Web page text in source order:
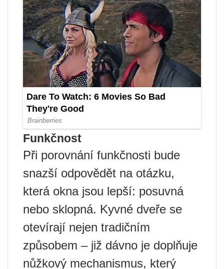
Funkčnost
Při porovnání funkčnosti bude
snazší odpovědět na otázku,
která okna jsou lepší: posuvná
nebo sklopná. Kyvné dveře se
otevírají nejen tradičním
způsobem – již dávno je doplňuje
nůžkový mechanismus, který